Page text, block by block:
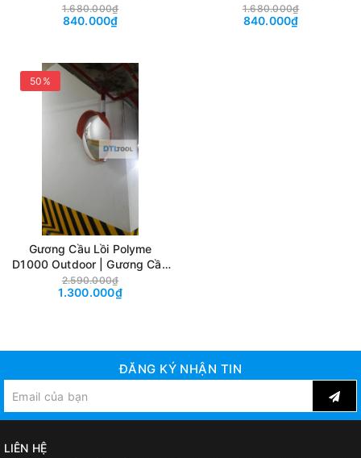
Thông Quan Sát Góc Khuất
Chống Va Đập Trong Nhà
1.680.000₫
840.000₫
Thông Quan Sát Góc Khuất
Chống Va Đập Ngoài Nhà
1.680.000₫
840.000₫
50%
Gương Cầu Lồi Polyme
D1000 Outdoor | Gương Cầu
Giao Thông Quan Sát Góc
Khuất Chống Va Đập Ngoài
2.590.000₫
1.300.000₫
ĐĂNG KÝ NHẬN TIN
LIÊN HỆ